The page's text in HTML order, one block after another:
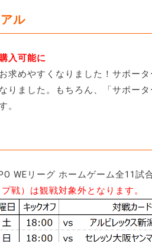
ル
入可能に
求めやすくなりました！サポー
りました。もちろん、「サポー
。
WEリーグ ホームゲーム全11試
戦）は観戦対象外となります。